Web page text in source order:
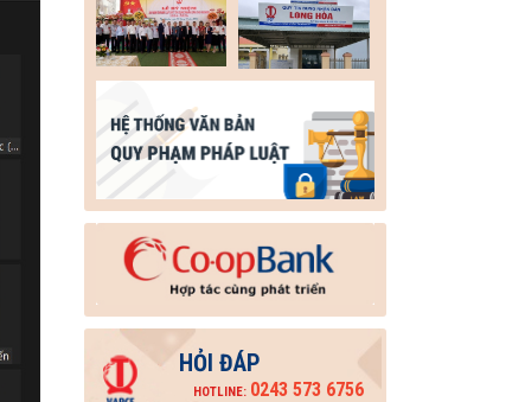
HỎI ĐÁP
HOTLINE: 0243 573 6756